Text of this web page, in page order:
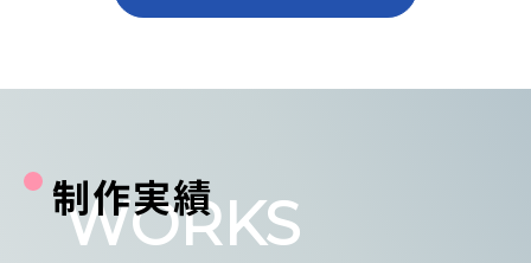
制作実績
WORKS